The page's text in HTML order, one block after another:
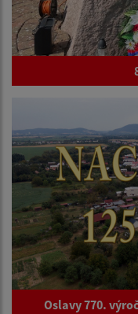
Oslavy 770.